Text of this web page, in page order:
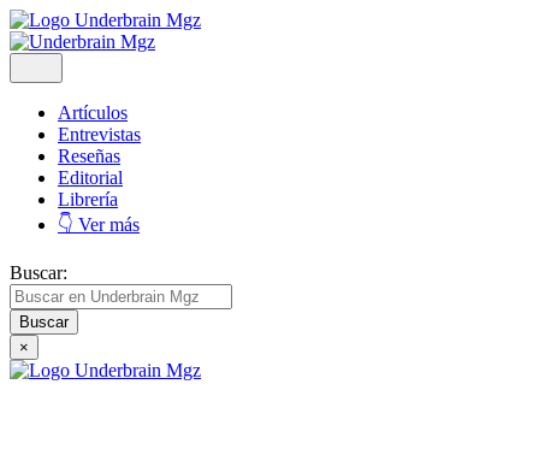
Artículos
Entrevistas
Reseñas
Editorial
Librería
👇 Ver más
Buscar:
×